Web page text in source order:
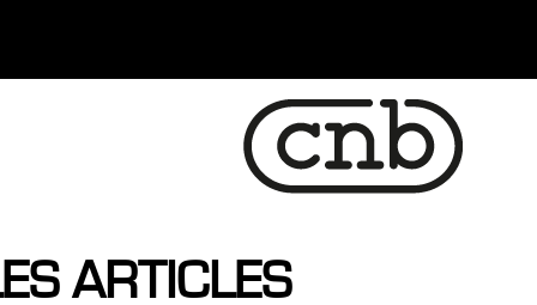
ARTICLES